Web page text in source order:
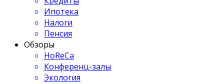
Ипотека
Налоги
Пенсия
Обзоры
HoReCa
Конференц-залы
Экология